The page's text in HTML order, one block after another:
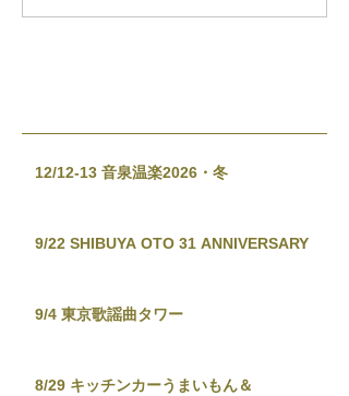
12/12-13 音泉温楽2026・冬
9/22 SHIBUYA OTO 31 ANNIVERSARY
9/4 東京歌謡曲タワー
8/29 キッチンカーうまいもん＆